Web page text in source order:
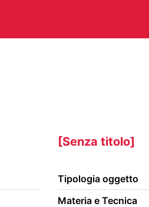
ALTRE ATTIVITÀ
CINETECA
[Senza titolo]
Tipologia oggetto
Materia e Tecnica